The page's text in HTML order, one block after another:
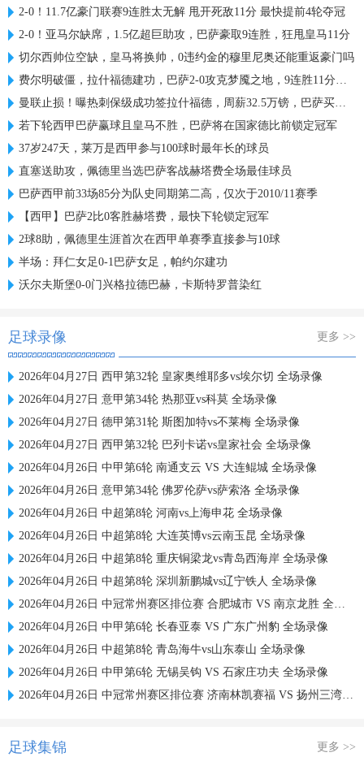
2-0！11.7亿豪门联赛9连胜太无解 甩开死敌11分 最快提前4轮夺冠
2-0！亚马尔缺席，1.5亿超巨助攻，巴萨豪取9连胜，狂甩皇马11分
切尔西帅位空缺，皇马将换帅，0违约金的穆里尼奥还能重返豪门吗
费尔明破僵，拉什福德建功，巴萨2-0攻克梦魇之地，9连胜11分领跑
曼联止损！曝热刺保级成功签拉什福德，周薪32.5万镑，巴萨买不起
若下轮西甲巴萨赢球且皇马不胜，巴萨将在国家德比前锁定冠军
37岁247天，莱万是西甲参与100球时最年长的球员
直塞送助攻，佩德里当选巴萨客战赫塔费全场最佳球员
巴萨西甲前33场85分为队史同期第二高，仅次于2010/11赛季
【西甲】巴萨2比0客胜赫塔费，最快下轮锁定冠军
2球8助，佩德里生涯首次在西甲单赛季直接参与10球
半场：拜仁女足0-1巴萨女足，帕约尔建功
沃尔夫斯堡0-0门兴格拉德巴赫，卡斯特罗普染红
足球录像 更多 >>
2026年04月27日 西甲第32轮 皇家奥维耶多vs埃尔切 全场录像
2026年04月27日 意甲第34轮 热那亚vs科莫 全场录像
2026年04月27日 德甲第31轮 斯图加特vs不莱梅 全场录像
2026年04月27日 西甲第32轮 巴列卡诺vs皇家社会 全场录像
2026年04月26日 中甲第6轮 南通支云 VS 大连鲲城 全场录像
2026年04月26日 意甲第34轮 佛罗伦萨vs萨索洛 全场录像
2026年04月26日 中超第8轮 河南vs上海申花 全场录像
2026年04月26日 中超第8轮 大连英博vs云南玉昆 全场录像
2026年04月26日 中超第8轮 重庆铜梁龙vs青岛西海岸 全场录像
2026年04月26日 中超第8轮 深圳新鹏城vs辽宁铁人 全场录像
2026年04月26日 中冠常州赛区排位赛 合肥城市 VS 南京龙胜 全场录像
2026年04月26日 中甲第6轮 长春亚泰 VS 广东广州豹 全场录像
2026年04月26日 中超第8轮 青岛海牛vs山东泰山 全场录像
2026年04月26日 中甲第6轮 无锡吴钩 VS 石家庄功夫 全场录像
2026年04月26日 中冠常州赛区排位赛 济南林凯赛福 VS 扬州三湾乐道 全场录像
足球集锦 更多 >>